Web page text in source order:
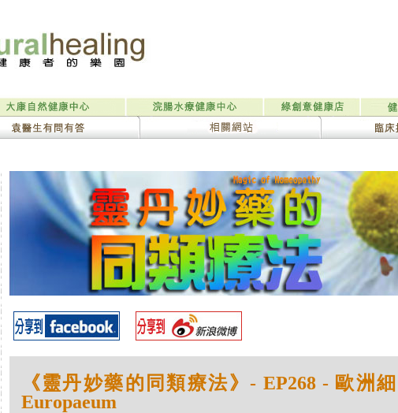
《靈丹妙藥的同類療法》- EP268 - 歐洲
Europaeum